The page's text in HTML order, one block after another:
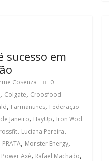
sucesso em
Cosenza
0
, Colgate, Croosfood
, Farmanunes, Federação
Janeiro, HayUp, Iron Wod
, Luciana Pereira,
PRATA, Monster Energy,
Power Axé, Rafael Machado,